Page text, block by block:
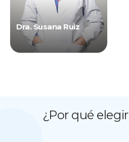
Dra. Susana Ruiz
¿Por qué elegir